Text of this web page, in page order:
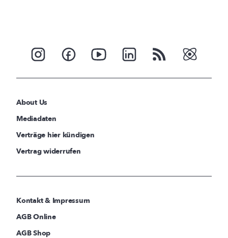
About Us
Mediadaten
Verträge hier kündigen
Vertrag widerrufen
Kontakt & Impressum
AGB Online
AGB Shop